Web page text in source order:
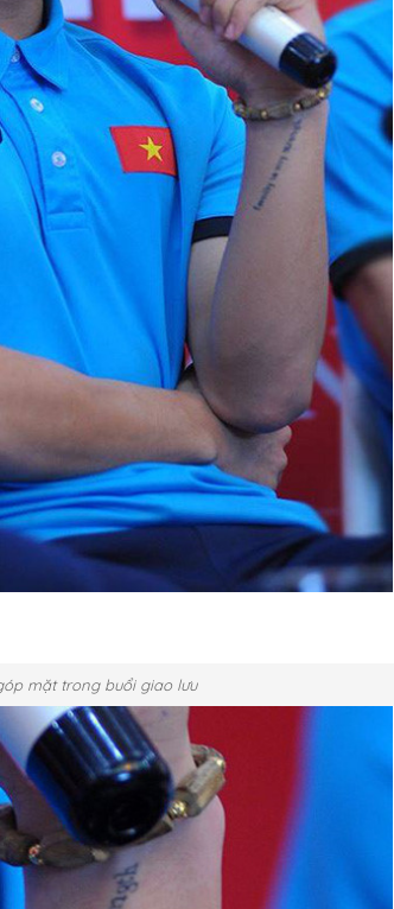
mặt trong buổi giao lưu